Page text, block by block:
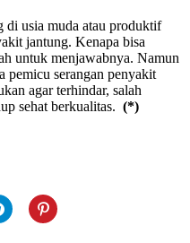
di usia muda atau produktif
jantung. Kenapa bisa
untuk menjawabnya. Namun
pemicu serangan penyakit
agar terhindar, salah
sehat berkualitas. (*)